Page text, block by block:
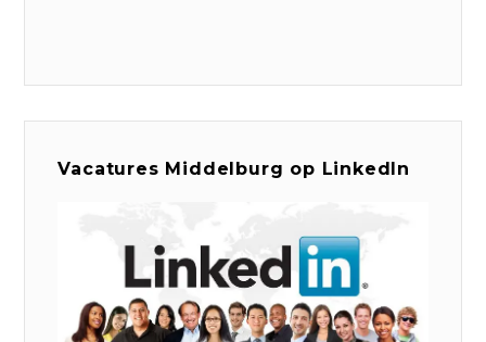
Vacatures Middelburg op LinkedIn